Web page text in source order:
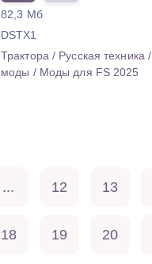
82,3 Мб
DSTX1
Трактора/ Русская техника/
моды / Моды для FS 2025
... 12 13
18 19 20